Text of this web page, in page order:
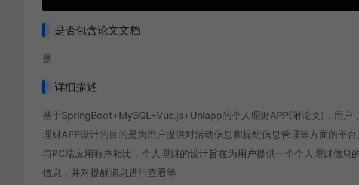
是否包含论文文档
是
详细描述
基于SpringBoot+MySQL+Vue.js+Uniapp的个人理财APP(附论文)，用户
理财APP设计的目的是为用户提供对活动信息和提醒信息管理等方面的平台
与PC端应用程序相比，个人理财的设计旨在为用户提供一个个人理财信息
信息，并对提醒消息进行查看等。